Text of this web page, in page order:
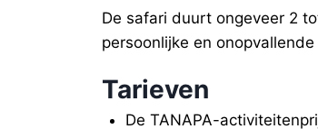
De safari duurt ongeveer 2
persoonlijke en
Tarieven
De TANAPA-